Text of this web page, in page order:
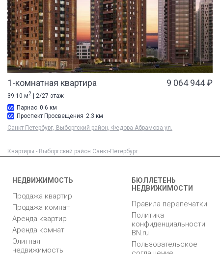
1-комнатная квартира 9 064 944 ₽
39.10 м2 | 2/27 этаж
Парнас 0.6 км
Проспект Просвещения 2.3 км
Санкт-Петербург, Выборгский район, Федора Абрамова ул.
Квартиры - Выборгский район Санкт-Петербург
НЕДВИЖИМОСТЬ
Продажа квартир
Продажа комнат
Аренда квартир
Аренда комнат
Элитная
недвижимость
БЮЛЛЕТЕНЬ
НЕДВИЖИМОСТИ
Правила перепечатки
Политика
конфиденциальности
BN.ru
Пользовательское